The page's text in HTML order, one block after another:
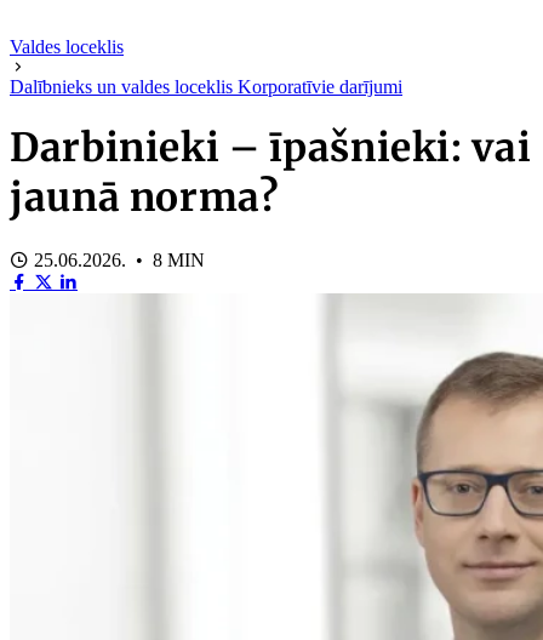
Valdes loceklis
Dalībnieks un valdes loceklis Korporatīvie darījumi
Darbinieki – īpašnieki: vai
jaunā norma?
25.06.2026. • 8 MIN